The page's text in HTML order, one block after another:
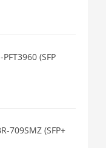
(SFP
709SMZ (SFP+